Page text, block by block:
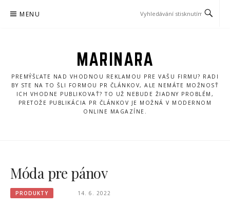
MENU
MARINARA
PREMÝŠĽATE NAD VHODNOU REKLAMOU PRE VAŠU FIRMU? RADI
BY STE NA TO ŠLI FORMOU PR ČLÁNKOV, ALE NEMÁTE MOŽNOSŤ
ICH VHODNE PUBLIKOVAŤ? TO UŽ NEBUDE ŽIADNY PROBLÉM,
PRETOŽE PUBLIKÁCIA PR ČLÁNKOV JE MOŽNÁ V MODERNOM
ONLINE MAGAZÍNE.
Móda pre pánov
PRODUKTY 14. 6. 2022